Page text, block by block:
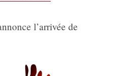
l’arrivée de